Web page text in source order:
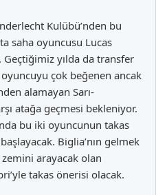
Kulübü’nden bu
saha oyuncusu Lucas
Geçtiğimiz yılda da transfer
çok beğenen ancak
alamayan Sarı-
atağa geçmesi bekleniyor.
bu iki oyuncunun takas
Biglia’nın gelmek
arayacak olan
takas önerisi olacak.